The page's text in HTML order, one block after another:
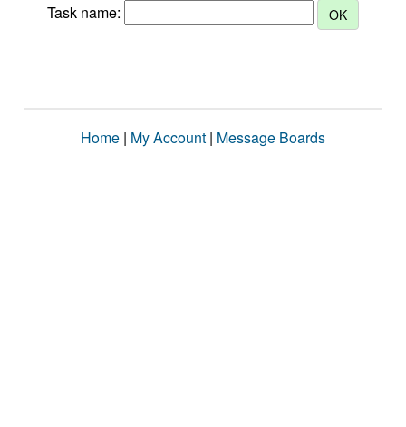
Task name:
Home | My Account | Message Boards